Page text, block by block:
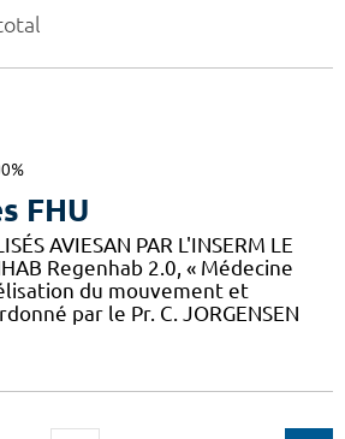
FHU
AVIESAN PAR L'INSERM LE
Regenhab 2.0, « Médecine
du mouvement et
par le Pr. C. JORGENSEN